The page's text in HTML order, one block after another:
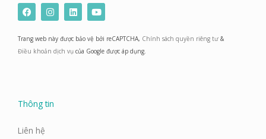
F
a
c
b
o
I
n
s
a
g
L
i
n
k
e
d
Y
o
u
t
u
b
Trang web này được bảo vệ bởi reCAPTCHA, Chính sách quyền riêng tư &
Điều khoản dịch vụ của Google được áp dụng.
Thông tin
Liên hệ